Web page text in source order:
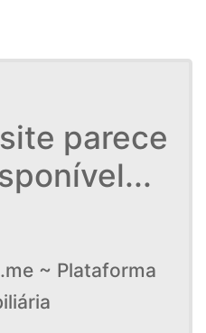
parece
~ Plataforma